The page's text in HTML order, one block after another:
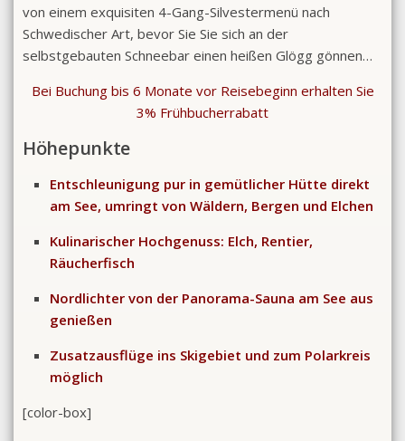
von einem exquisiten 4-Gang-Silvestermenü nach
Schwedischer Art, bevor Sie Sie sich an der
selbstgebauten Schneebar einen heißen Glögg gönnen…
Bei Buchung bis 6 Monate vor Reisebeginn erhalten Sie
3% Frühbucherrabatt
Höhepunkte
Entschleunigung pur in gemütlicher Hütte direkt
am See, umringt von Wäldern, Bergen und Elchen
Kulinarischer Hochgenuss: Elch, Rentier,
Räucherfisch
Nordlichter von der Panorama-Sauna am See aus
genießen
Zusatzausflüge ins Skigebiet und zum Polarkreis
möglich
[color-box]